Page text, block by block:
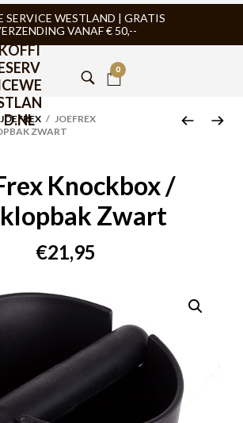
SERVICE WESTLAND | GRATIS
VANAF € 50,--
D.NL
0
JOEFREX / JOEFREX
ZWART
Knockbox /
Zwart
€21,95